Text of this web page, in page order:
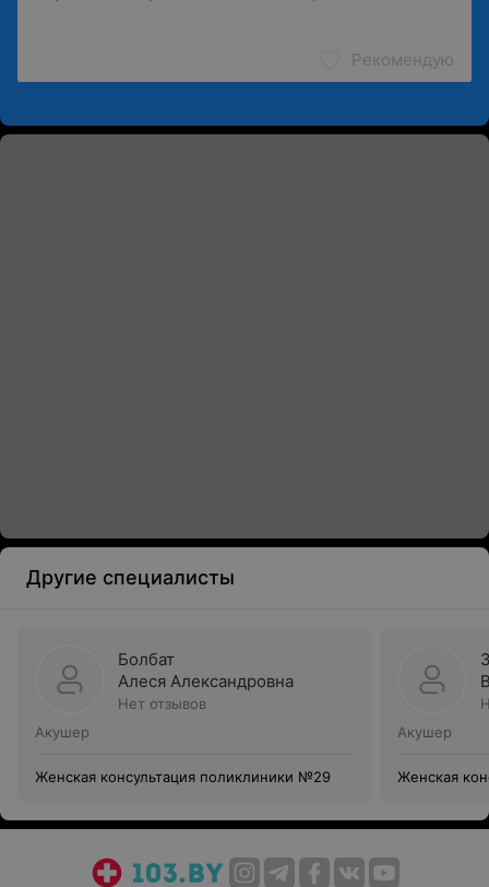
Рекомендую
Другие специалисты
Болбат
Алеся Александровна
Нет отзывов
Акушер
Женская консультация поликлиники №29
Акушер
Женская